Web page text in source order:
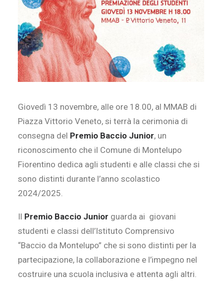
Giovedì 13 novembre, alle ore 18.00, al MMAB di
Piazza Vittorio Veneto, si terrà la cerimonia di
consegna del Premio Baccio Junior, un
riconoscimento che il Comune di Montelupo
Fiorentino dedica agli studenti e alle classi che si
sono distinti durante l’anno scolastico
2024/2025.
Il Premio Baccio Junior guarda ai giovani
studenti e classi dell’Istituto Comprensivo
“Baccio da Montelupo” che si sono distinti per la
partecipazione, la collaborazione e l’impegno nel
costruire una scuola inclusiva e attenta agli altri.